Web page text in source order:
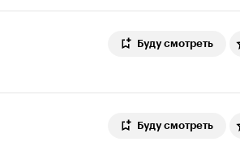
Буду смотреть
Буду смотреть